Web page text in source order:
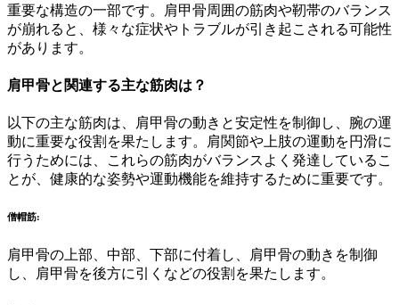
重要な構造の一部です。肩甲骨周囲の筋肉や靭帯のバランス
が崩れると、様々な症状やトラブルが引き起こされる可能性
があります。
肩甲骨と関連する主な筋肉は？
以下の主な筋肉は、肩甲骨の動きと安定性を制御し、腕の運
動に重要な役割を果たします。肩関節や上肢の運動を円滑に
行うためには、これらの筋肉がバランスよく発達しているこ
とが、健康的な姿勢や運動機能を維持するために重要です。
僧帽筋:
肩甲骨の上部、中部、下部に付着し、肩甲骨の動きを制御
し、肩甲骨を後方に引くなどの役割を果たします。